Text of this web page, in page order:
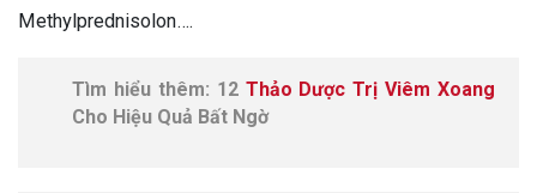
Methylprednisolon….
Tìm hiểu thêm: 12 Thảo Dược Trị Viêm Xoang
Cho Hiệu Quả Bất Ngờ